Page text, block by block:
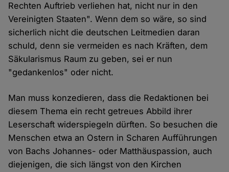
Rechten Auftrieb verliehen hat, nicht nur in den
Vereinigten Staaten". Wenn dem so wäre, so sind
sicherlich nicht die deutschen Leitmedien daran
schuld, denn sie vermeiden es nach Kräften, dem
Säkularismus Raum zu geben, sei er nun
"gedankenlos" oder nicht.
Man muss konzedieren, dass die Redaktionen bei
diesem Thema ein recht getreues Abbild ihrer
Leserschaft widerspiegeln dürften. So besuchen die
Menschen etwa an Ostern in Scharen Aufführungen
von Bachs Johannes- oder Matthäuspassion, auch
diejenigen, die sich längst von den Kirchen